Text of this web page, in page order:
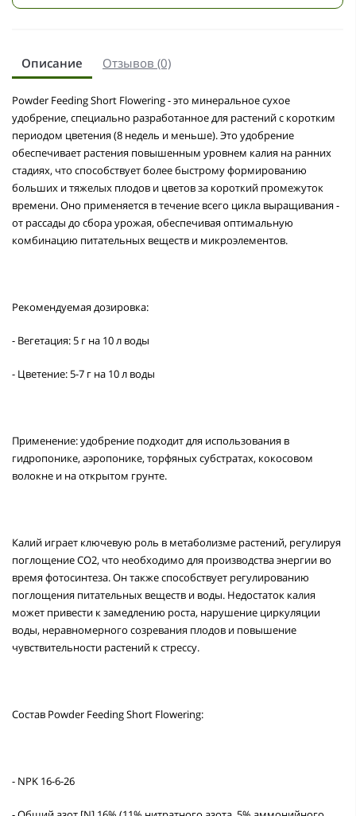
Описание Отзывов (0)
Powder Feeding Short Flowering - это минеральное сухое
удобрение, специально разработанное для растений с коротким
периодом цветения (8 недель и меньше). Это удобрение
обеспечивает растения повышенным уровнем калия на ранних
стадиях, что способствует более быстрому формированию
больших и тяжелых плодов и цветов за короткий промежуток
времени. Оно применяется в течение всего цикла выращивания -
от рассады до сбора урожая, обеспечивая оптимальную
комбинацию питательных веществ и микроэлементов.
Рекомендуемая дозировка:
- Вегетация: 5 г на 10 л воды
- Цветение: 5-7 г на 10 л воды
Применение: удобрение подходит для использования в
гидропонике, аэропонике, торфяных субстратах, кокосовом
волокне и на открытом грунте.
Калий играет ключевую роль в метаболизме растений, регулируя
поглощение CO2, что необходимо для производства энергии во
время фотосинтеза. Он также способствует регулированию
поглощения питательных веществ и воды. Недостаток калия
может привести к замедлению роста, нарушение циркуляции
воды, неравномерного созревания плодов и повышение
чувствительности растений к стрессу.
Состав Powder Feeding Short Flowering:
- NPK 16-6-26